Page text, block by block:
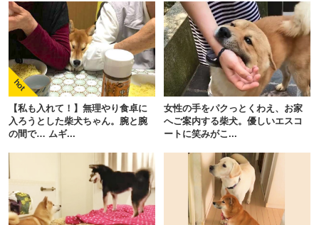
【私も入れて！】無理やり食卓に
入ろうとした柴犬ちゃん。腕と腕
の間で… ムギ...
女性の手をパクっとくわえ、お家
へご案内する柴犬。優しいエスコ
ートに笑みがこ...
閉じる
アプリで開く